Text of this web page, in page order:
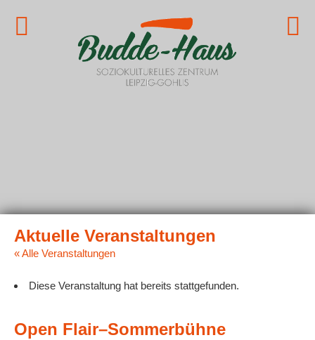
« Alle Veranstaltungen
Diese Veranstaltung hat bereits stattgefunden.
Open Flair–Sommerbühne